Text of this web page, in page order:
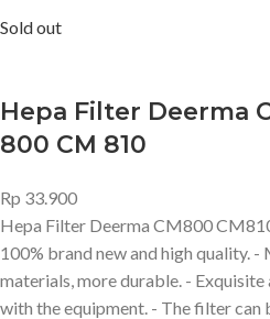
Sold out
Hepa Filter Deerma
800 CM 810
Rp 33.900
Hepa Filter Deerma CM800
100% brand new and high quality.
materials, more durable. -
with the equipment. - The filter